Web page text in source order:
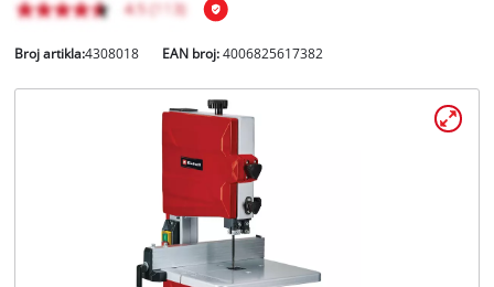
Broj artikla:4308018 EAN broj:4006825617382